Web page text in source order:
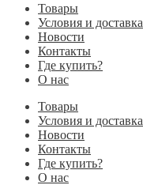
Товары
Условия и доставка
Новости
Контакты
Где купить?
О нас
Товары
Условия и доставка
Новости
Контакты
Где купить?
О нас